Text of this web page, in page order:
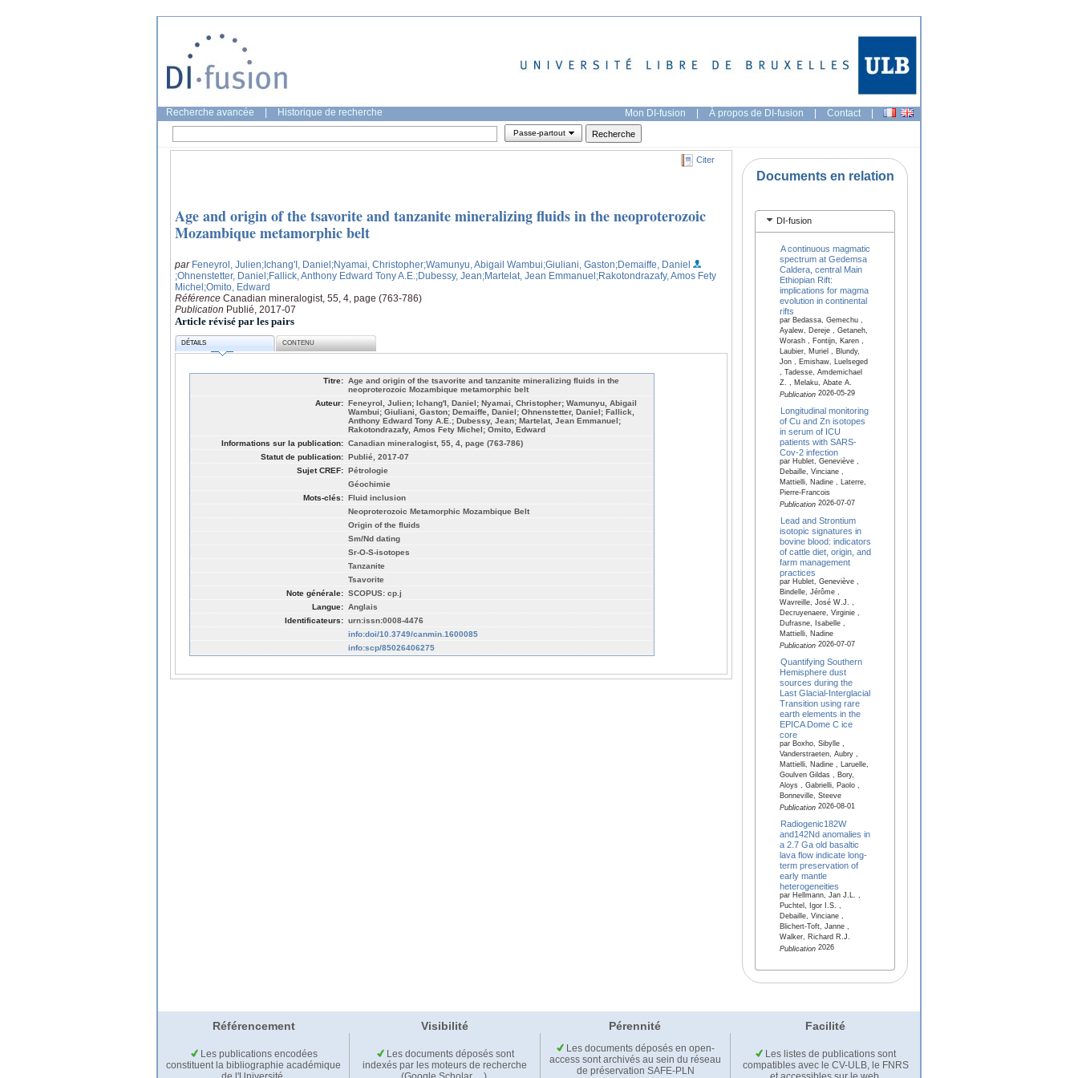
Recherche avancée Historique de recherche Mon DI-fusion | À propos de DI-fusion | Contact |
Passe-partout
Citer
Age and origin of the tsavorite and tanzanite mineralizing fluids in the neoproterozoic
Mozambique metamorphic belt
par Feneyrol, Julien;Ichang'I, Daniel;Nyamai, Christopher;Wamunyu, Abigail Wambui;Giuliani, Gaston;Demaiffe, Daniel
;Ohnenstetter, Daniel;Fallick, Anthony Edward Tony A.E. ;Dubessy, Jean;Martelat, Jean Emmanuel;Rakotondrazafy, Amos Fety
Michel;Omito, Edward
Référence Canadian mineralogist, 55, 4, page (763-786)
Publication Publié, 2017-07
Article révisé par les pairs
DÉTAILS CONTENU
Titre: Age and origin of the tsavorite and tanzanite mineralizing fluids in the
neoproterozoic Mozambique metamorphic belt
Auteur: Feneyrol, Julien; Ichang'I, Daniel; Nyamai, Christopher; Wamunyu, Abigail
Wambui; Giuliani, Gaston; Demaiffe, Daniel; Ohnenstetter, Daniel; Fallick,
Anthony Edward Tony A.E.; Dubessy, Jean; Martelat, Jean Emmanuel;
Rakotondrazafy, Amos Fety Michel; Omito, Edward
Informations sur la publication: Canadian mineralogist, 55, 4, page (763-786)
Statut de publication: Publié, 2017-07
Sujet CREF: Pétrologie
Géochimie
Mots-clés: Fluid inclusion
Neoproterozoic Metamorphic Mozambique Belt
Origin of the fluids
Sm/Nd dating
Sr-O-S-isotopes
Tanzanite
Tsavorite
Note générale: SCOPUS: cp.j
Langue: Anglais
Identificateurs: urn:issn:0008-4476
info:doi/10.3749/canmin.1600085
info:scp/85026406275
Documents en relation
DI-fusion
A continuous magmatic
spectrum at Gedemsa
Caldera, central Main
Ethiopian Rift:
implications for magma
evolution in continental
rifts
par Bedassa, Gemechu ,
Ayalew, Dereje , Getaneh,
Worash , Fontijn, Karen ,
Laubier, Muriel , Blundy,
Jon , Emishaw, Luelseged
, Tadesse, Amdemichael
Z. , Melaku, Abate A.
Publication2026-05-29
Longitudinal monitoring
of Cu and Zn isotopes
in serum of ICU
patients with SARS-
Cov-2 infection
par Hublet, Geneviève ,
Debaille, Vinciane ,
Mattielli, Nadine , Laterre,
Pierre-Francois
Publication2026-07-07
Lead and Strontium
isotopic signatures in
bovine blood: indicators
of cattle diet, origin, and
farm management
practices
par Hublet, Geneviève ,
Bindelle, Jérôme ,
Wavreille, José W.J. ,
Decruyenaere, Virginie ,
Dufrasne, Isabelle ,
Mattielli, Nadine
Publication2026-07-07
Quantifying Southern
Hemisphere dust
sources during the
Last Glacial-Interglacial
Transition using rare
earth elements in the
EPICA Dome C ice
core
par Boxho, Sibylle ,
Vanderstraeten, Aubry ,
Mattielli, Nadine , Laruelle,
Goulven Gildas , Bory,
Aloys , Gabrielli, Paolo ,
Bonneville, Steeve
Publication2026-08-01
Radiogenic182W
and142Nd anomalies in
a 2.7 Ga old basaltic
lava flow indicate long-
term preservation of
early mantle
heterogeneities
par Hellmann, Jan J.L. ,
Puchtel, Igor I.S. ,
Debaille, Vinciane ,
Blichert-Toft, Janne ,
Walker, Richard R.J.
Publication2026
Référencement Visibilité Pérennité Facilité
Les publications encodées
constituent la bibliographie académique
Les documents déposés sont
indexés par les moteurs de recherche
Les documents déposés en open-
access sont archivés au sein du réseau
de préservation SAFE-PLN
Les listes de publications sont
compatibles avec le CV-ULB, le FNRS